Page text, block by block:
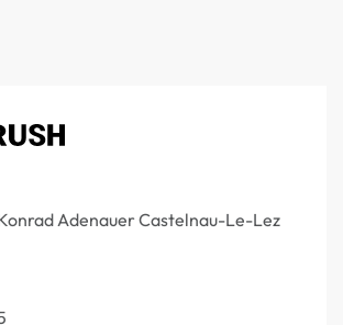
Adenauer Castelnau-Le-Lez